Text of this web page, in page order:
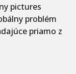
pictures
problém
priamo z